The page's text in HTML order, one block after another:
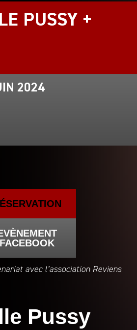
PUSSY +
2024
FACEBOOK
avec l’association Reviens
Pussy